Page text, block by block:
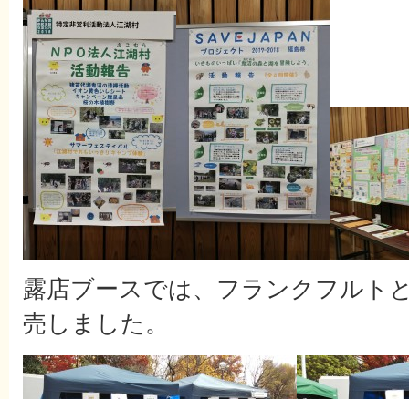
露店ブースでは、フランクフルト
売しました。